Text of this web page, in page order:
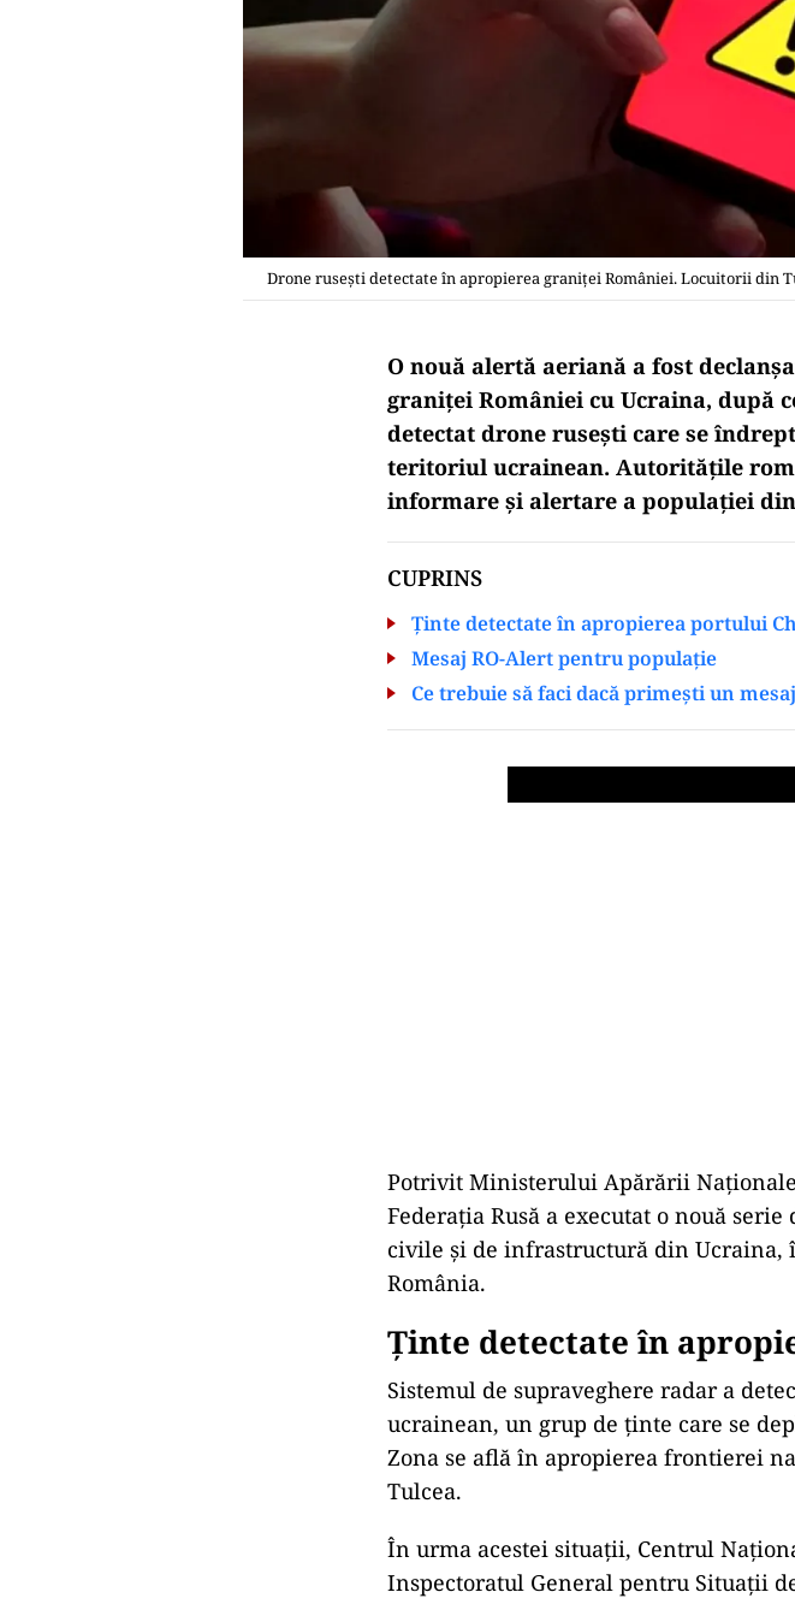
Drone rusești detectate în apropierea graniței României. Locuitorii din
O nouă alertă aeriană a fost
graniței României cu Ucraina, după
detectat drone rusești care se
teritoriul ucrainean. Autoritățile
informare și alertare a populației
CUPRINS
Ținte detectate în apropierea portului
Mesaj RO-Alert pentru populație
Ce trebuie să faci dacă primești un
Potrivit Ministerului Apărării
Federația Rusă a executat o nouă
civile și de infrastructură din
România.
Ținte detectate în
Sistemul de supraveghere radar a
ucrainean, un grup de ținte care se
Zona se află în apropierea frontierei
Tulcea.
În urma acestei situații, Centrul
Inspectoratul General pentru Situații